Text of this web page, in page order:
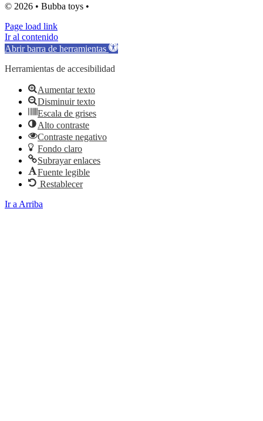
© 2026 • Bubba toys •
Page load link
Ir al contenido
Abrir barra de herramientas
Herramientas de accesibilidad
Aumentar texto
Disminuir texto
Escala de grises
Alto contraste
Contraste negativo
Fondo claro
Subrayar enlaces
Fuente legible
Restablecer
Ir a Arriba